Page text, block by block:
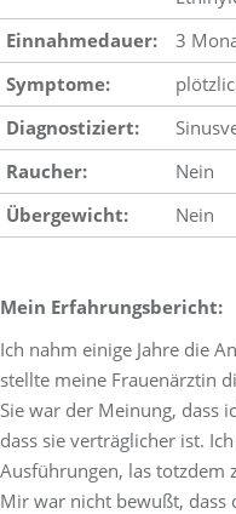
Einnahmedauer:
3
Symptome:
Diagnostiziert:
Raucher:
Nein
Übergewicht:
Nein
Mein Erfahrungsbericht:
Ich nahm einige Jahre die
stellte meine Frauenärztin
Sie war der Meinung, dass
dass sie verträglicher ist.
Ausführungen, las totzdem
Mir war nicht bewußt, dass